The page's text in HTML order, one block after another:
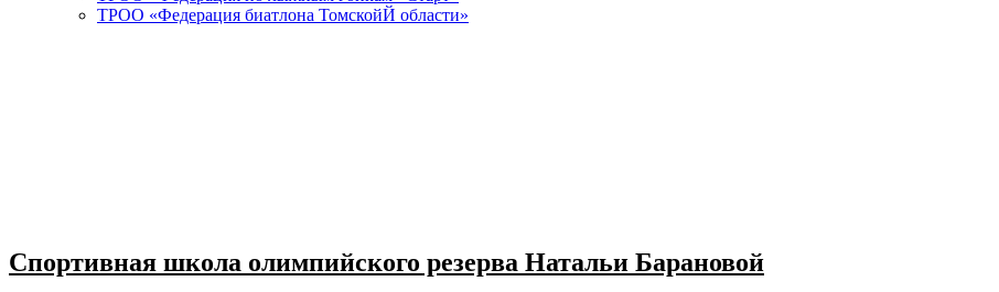
ТРОО «Федерация биатлона ТомскойЙ области»
Спортивная школа олимпийского резерва Натальи Барановой